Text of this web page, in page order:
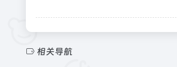
相关导航